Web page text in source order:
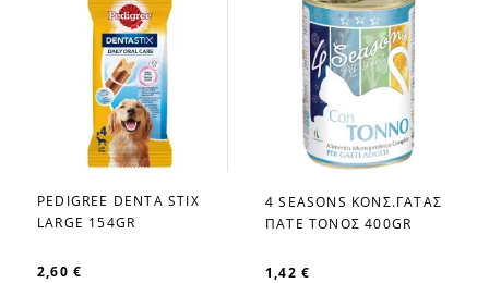
favorite_border
PEDIGREE DENTA STIX
LARGE 154GR
2,60 €
favorite_border
4 SEASONS ΚΟΝΣ.ΓΑΤΑΣ
ΠΑΤΕ ΤΟΝΟΣ 400GR
1,42 €